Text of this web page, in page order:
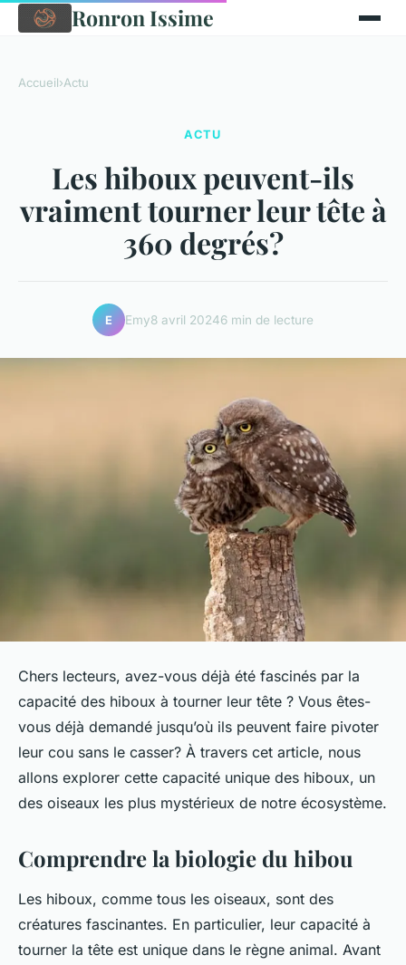
Ronron Issime
Accueil›Actu
ACTU
Les hiboux peuvent-ils
vraiment tourner leur tête à
360 degrés?
E Emy8 avril 20246 min de lecture
Chers lecteurs, avez-vous déjà été fascinés par la
capacité des hiboux à tourner leur tête ? Vous êtes-
vous déjà demandé jusqu’où ils peuvent faire pivoter
leur cou sans le casser? À travers cet article, nous
allons explorer cette capacité unique des hiboux, un
des oiseaux les plus mystérieux de notre écosystème.
Comprendre la biologie du hibou
Les hiboux, comme tous les oiseaux, sont des
créatures fascinantes. En particulier, leur capacité à
tourner la tête est unique dans le règne animal. Avant